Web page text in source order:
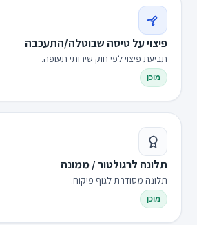
פיצוי על טיסה שבוטלה/התעכבה
תביעת פיצוי לפי חוק שירותי תעופה.
מוכן
תלונה לרגולטור / ממונה
תלונה מסודרת לגוף פיקוח.
מוכן